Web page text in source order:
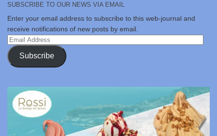
SUBSCRIBE TO OUR NEWS VIA EMAIL
Enter your email address to subscribe to this web-journal and
receive notifications of new posts by email.
Email
Address
Subscribe